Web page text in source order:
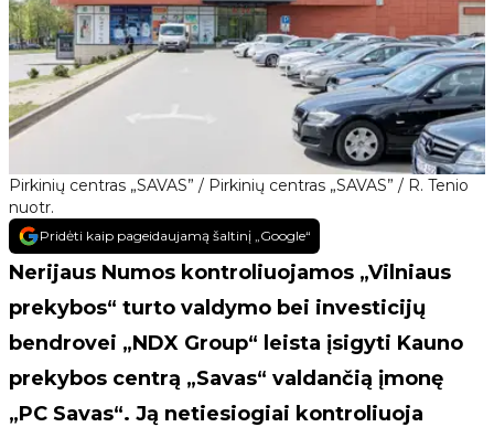
Pirkinių centras „SAVAS” / Pirkinių centras „SAVAS” / R. Tenio
nuotr.
Pridėti kaip pageidaujamą šaltinį „Google“
Nerijaus Numos kontroliuojamos „Vilniaus
prekybos“ turto valdymo bei investicijų
bendrovei „NDX Group“ leista įsigyti Kauno
prekybos centrą „Savas“ valdančią įmonę
„PC Savas“. Ją netiesiogiai kontroliuoja